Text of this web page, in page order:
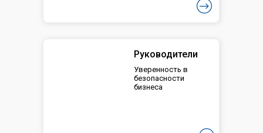
Руководители
Уверенность в
безопасности
бизнеса